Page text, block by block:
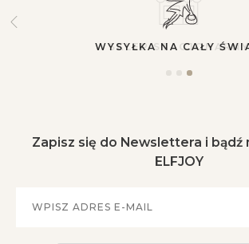
SKLEP STACJONARNY
Zapisz się do Newslettera i bądź
ELFJOY